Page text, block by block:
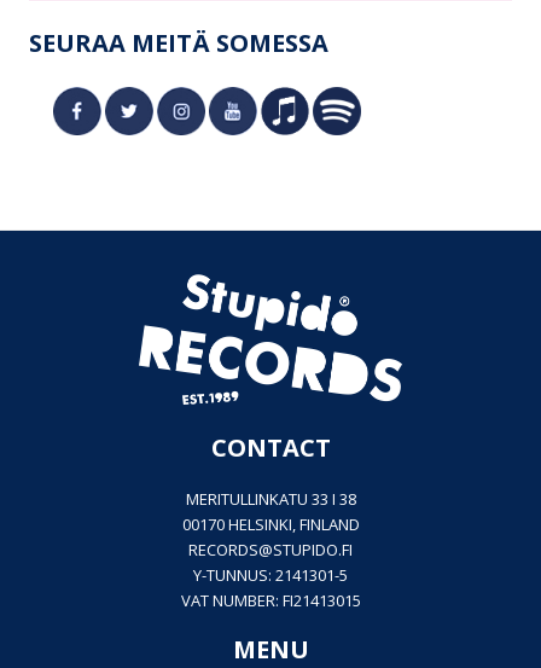
SEURAA MEITÄ SOMESSA
CONTACT
MERITULLINKATU 33 I 38
00170 HELSINKI, FINLAND
RECORDS@STUPIDO.FI
Y-TUNNUS: 2141301-5
VAT NUMBER: FI21413015
MENU